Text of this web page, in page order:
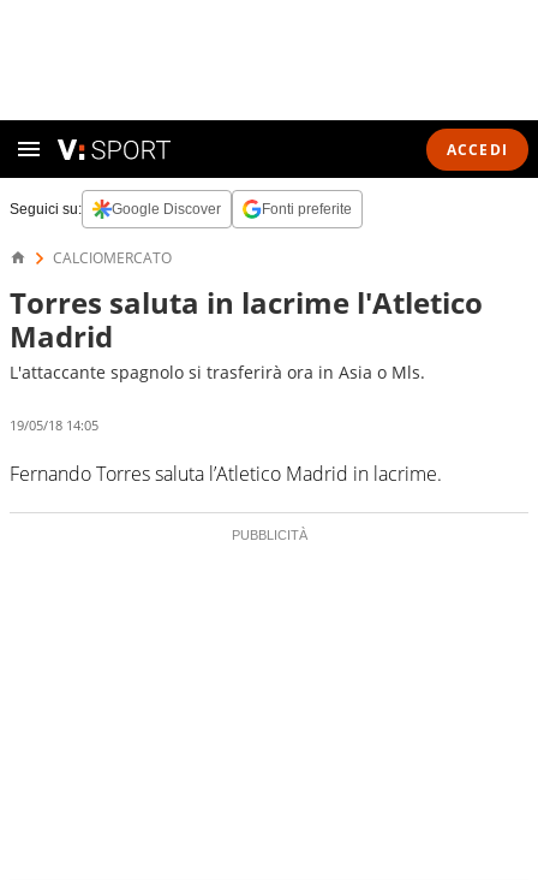
ACCEDI
Seguici su: Google Discover Fonti preferite
CALCIOMERCATO
Torres saluta in lacrime l'Atletico
Madrid
L'attaccante spagnolo si trasferirà ora in Asia o Mls.
19/05/18 14:05
Fernando Torres saluta l’Atletico Madrid in lacrime.